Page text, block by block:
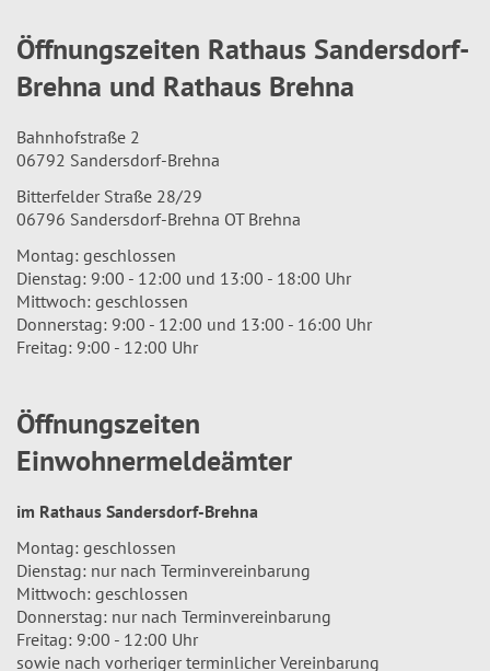
Öffnungszeiten Rathaus Sandersdorf-
Brehna und Rathaus Brehna
Bahnhofstraße 2
06792 Sandersdorf-Brehna
Bitterfelder Straße 28/29
06796 Sandersdorf-Brehna OT Brehna
Montag: geschlossen
Dienstag: 9:00 - 12:00 und 13:00 - 18:00 Uhr
Mittwoch: geschlossen
Donnerstag: 9:00 - 12:00 und 13:00 - 16:00 Uhr
Freitag: 9:00 - 12:00 Uhr
Öffnungszeiten
Einwohnermeldeämter
im Rathaus Sandersdorf-Brehna
Montag: geschlossen
Dienstag: nur nach Terminvereinbarung
Mittwoch: geschlossen
Donnerstag: nur nach Terminvereinbarung
Freitag: 9:00 - 12:00 Uhr
sowie nach vorheriger terminlicher Vereinbarung